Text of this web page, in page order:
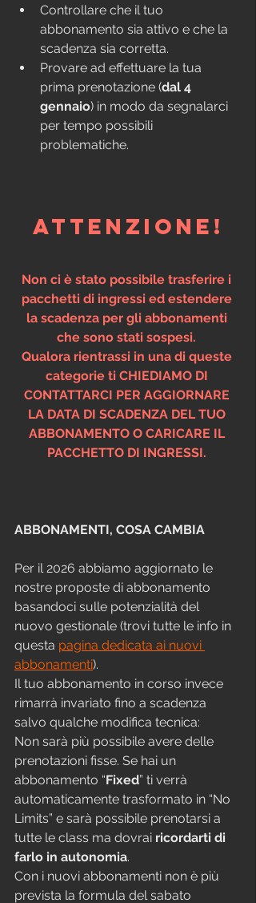
Controllare che il tuo
abbonamento sia attivo e che la
scadenza sia corretta.
Provare ad effettuare la tua
prima prenotazione (dal 4
gennaio) in modo da segnalarci
per tempo possibili
problematiche.
ATTENZIONE!
Non ci è stato possibile trasferire i
pacchetti di ingressi ed estendere
la scadenza per gli abbonamenti
che sono stati sospesi.
Qualora rientrassi in una di queste
categorie ti CHIEDIAMO DI
CONTATTARCI PER AGGIORNARE
LA DATA DI SCADENZA DEL TUO
ABBONAMENTO O CARICARE IL
PACCHETTO DI INGRESSI.
ABBONAMENTI, COSA CAMBIA
Per il 2026 abbiamo aggiornato le
nostre proposte di abbonamento
basandoci sulle potenzialità del
nuovo gestionale (trovi tutte le info in
questa pagina dedicata ai nuovi
abbonamenti).
Il tuo abbonamento in corso invece
rimarrà invariato fino a scadenza
salvo qualche modifica tecnica:
Non sarà più possibile avere delle
prenotazioni fisse. Se hai un
abbonamento “Fixed” ti verrà
automaticamente trasformato in “No
Limits” e sarà possibile prenotarsi a
tutte le class ma dovrai ricordarti di
farlo in autonomia.
Con i nuovi abbonamenti non è più
prevista la formula del sabato